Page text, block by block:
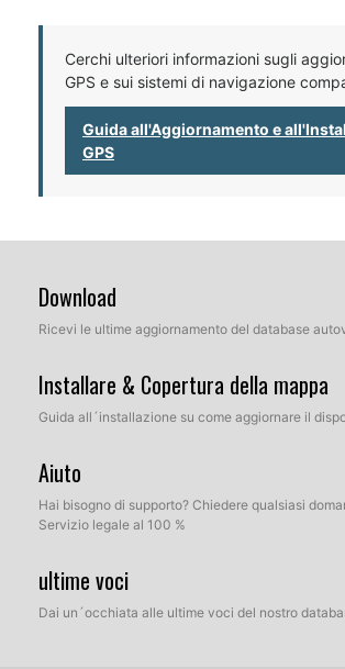
Cerchi ulteriori informazioni sugli
GPS e sui sistemi di navigazione
Guida all'Aggiornamento e
GPS
Download
Ricevi le ultime aggiornamento del database
Installare & Copertura della mappa
Guida all´installazione su come aggiornare il
Aiuto
Hai bisogno di supporto? Chiedere qualsiasi
Servizio legale al 100 %
ultime voci
Dai un´occhiata alle ultime voci del nostro